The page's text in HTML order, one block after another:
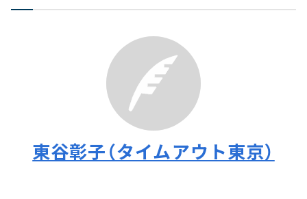
東谷彰子（タイムアウト東京）